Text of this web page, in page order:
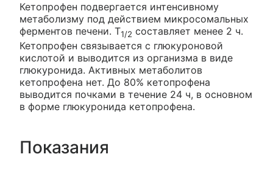
Кетопрофен подвергается интенсивному
метаболизму под действием микросомальных
ферментов печени. T1/2 составляет менее 2 ч.
Кетопрофен связывается с глюкуроновой
кислотой и выводится из организма в виде
глюкуронида. Активных метаболитов
кетопрофена нет. До 80% кетопрофена
выводится почками в течение 24 ч, в основном
в форме глюкуронида кетопрофена.
Показания